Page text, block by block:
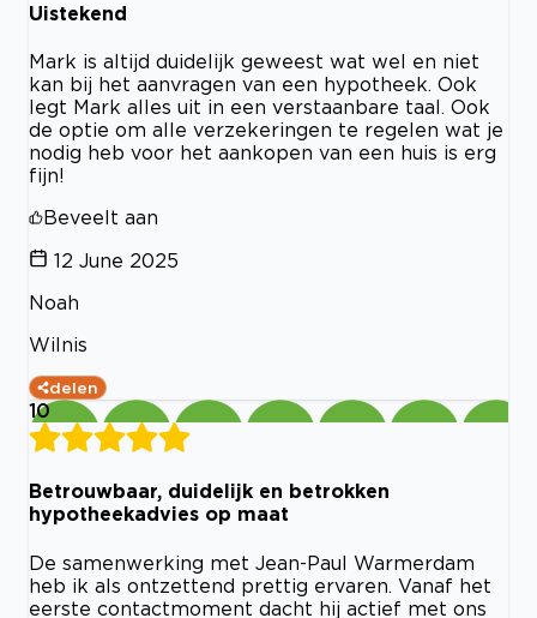
Uistekend
Mark is altijd duidelijk geweest wat wel en niet
kan bij het aanvragen van een hypotheek. Ook
legt Mark alles uit in een verstaanbare taal. Ook
de optie om alle verzekeringen te regelen wat je
nodig heb voor het aankopen van een huis is erg
fijn!
Beveelt aan
12 June 2025
Noah
Wilnis
delen
10
Betrouwbaar, duidelijk en betrokken
hypotheekadvies op maat
De samenwerking met Jean-Paul Warmerdam
heb ik als ontzettend prettig ervaren. Vanaf het
eerste contactmoment dacht hij actief met ons